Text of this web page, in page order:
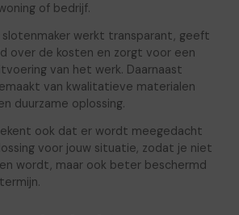
of bedrijf.
slotenmaker werkt transparant, geeft
over de kosten en zorgt voor een
van het werk. Daarnaast
van kwalitatieve materialen
duurzame oplossing.
ook dat er wordt meegedacht
voor jouw situatie, zodat je niet
wordt, maar ook beter beschermd